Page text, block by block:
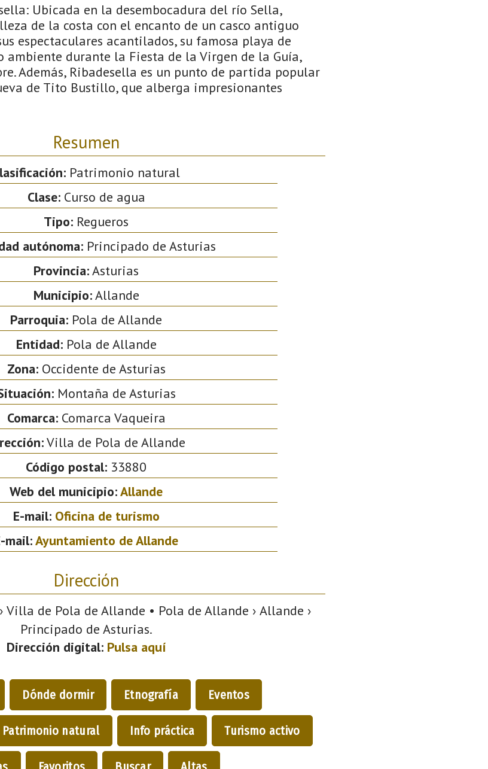
Ubicada en la desembocadura del río Sella,
de la costa con el encanto de un casco antiguo
espectaculares acantilados, su famosa playa de
ambiente durante la Fiesta de la Virgen de la Guía,
Además, Ribadesella es un punto de partida popular
de Tito Bustillo, que alberga impresionantes
Resumen
Patrimonio natural
Clase:Curso de agua
Tipo: Regueros
autónoma: Principado de Asturias
Provincia:Asturias
Municipio:Allande
Parroquia: Pola de Allande
Entidad:Pola de Allande
Zona:Occidente de Asturias
Montaña de Asturias
Comarca:Comarca Vaqueira
Villa de Pola de Allande
Código postal: 33880
Web del municipio:Allande
E-mail: Oficina de turismo
mail:Ayuntamiento de Allande
Dirección
Villa de Pola de Allande • Pola de Allande › Allande ›
Principado de Asturias.
Dirección digital: Pulsa aquí
Dónde dormir Etnografía Eventos
Patrimonio natural Info práctica Turismo activo